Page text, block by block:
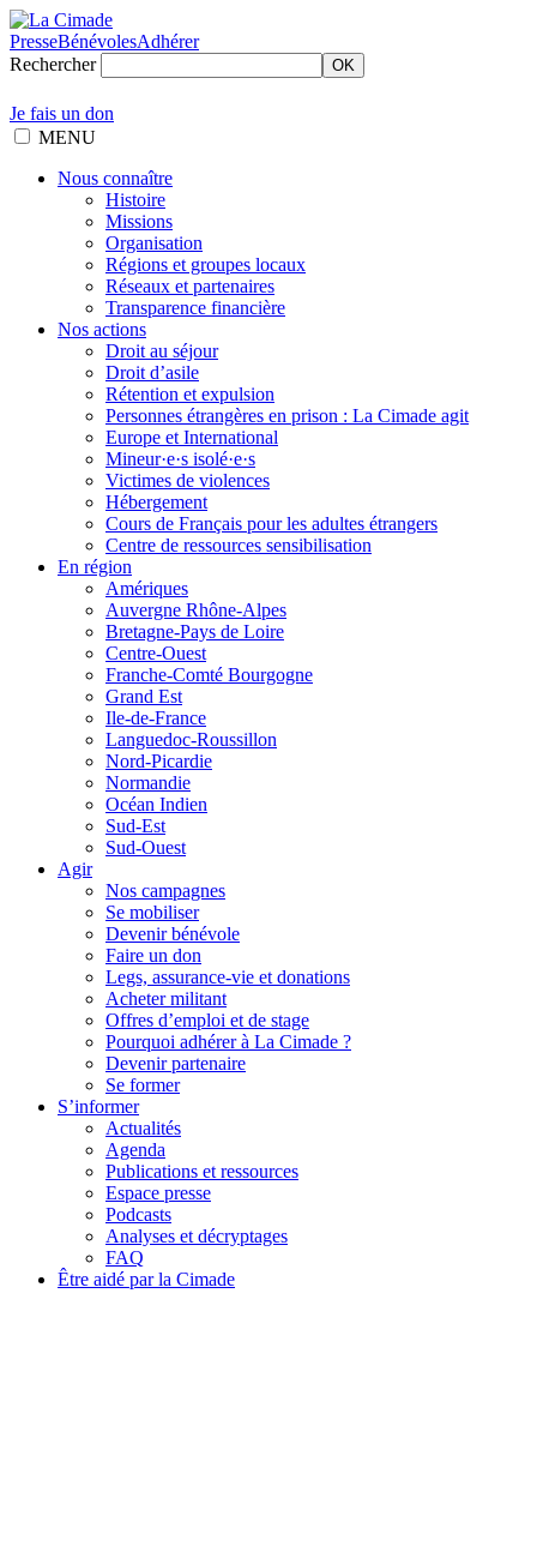
PresseBénévolesAdhérer
Rechercher
OK
Je fais un don
MENU
Nous connaître
Histoire
Missions
Organisation
Régions et groupes locaux
Réseaux et partenaires
Transparence financière
Nos actions
Droit au séjour
Droit d’asile
Rétention et expulsion
Personnes étrangères en prison : La Cimade agit
Europe et International
Mineur·e·s isolé·e·s
Victimes de violences
Hébergement
Cours de Français pour les adultes étrangers
Centre de ressources sensibilisation
En région
Amériques
Auvergne Rhône-Alpes
Bretagne-Pays de Loire
Centre-Ouest
Franche-Comté Bourgogne
Grand Est
Ile-de-France
Languedoc-Roussillon
Nord-Picardie
Normandie
Océan Indien
Sud-Est
Sud-Ouest
Agir
Nos campagnes
Se mobiliser
Devenir bénévole
Faire un don
Legs, assurance-vie et donations
Acheter militant
Offres d’emploi et de stage
Pourquoi adhérer à La Cimade ?
Devenir partenaire
Se former
S’informer
Actualités
Agenda
Publications et ressources
Espace presse
Podcasts
Analyses et décryptages
FAQ
Être aidé par la Cimade